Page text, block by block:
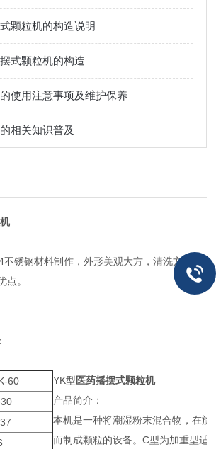
颗粒机的构造说明
式颗粒机的构造
使用注意事项及维护保养
相关知识普及
锈钢材料制作，外形美观大方，清洗方便，
点。
60
YK型医药摇摆式颗粒机
产品简介：
本机是一种将潮湿粉末混合物，在
而制成颗粒的设备。C型为加重型适